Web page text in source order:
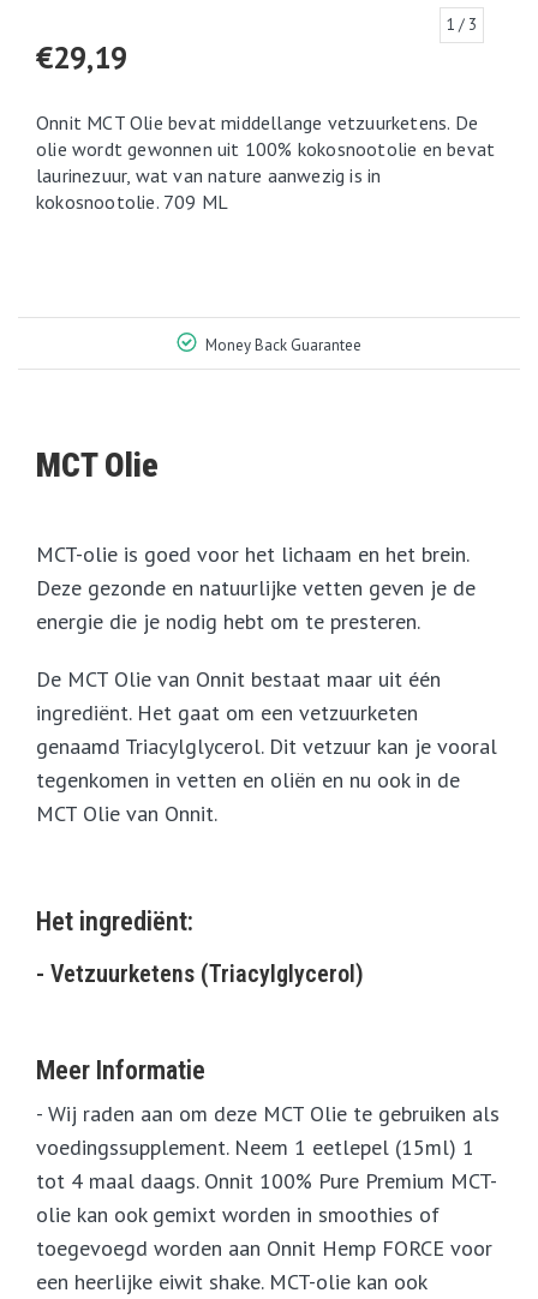
1 / 3
€29,19
Onnit MCT Olie bevat middellange vetzuurketens. De
olie wordt gewonnen uit 100% kokosnootolie en bevat
laurinezuur, wat van nature aanwezig is in
kokosnootolie. 709 ML
Money Back Guarantee
MCT Olie
MCT-olie is goed voor het lichaam en het brein.
Deze gezonde en natuurlijke vetten geven je de
energie die je nodig hebt om te presteren.
De MCT Olie van Onnit bestaat maar uit één
ingrediënt. Het gaat om een vetzuurketen
genaamd Triacylglycerol. Dit vetzuur kan je vooral
tegenkomen in vetten en oliën en nu ook in de
MCT Olie van Onnit.
Het ingrediënt:
- Vetzuurketens (Triacylglycerol)
Meer Informatie
- Wij raden aan om deze MCT Olie te gebruiken als
voedingssupplement. Neem 1 eetlepel (15ml) 1
tot 4 maal daags. Onnit 100% Pure Premium MCT-
olie kan ook gemixt worden in smoothies of
toegevoegd worden aan Onnit Hemp FORCE voor
een heerlijke eiwit shake. MCT-olie kan ook